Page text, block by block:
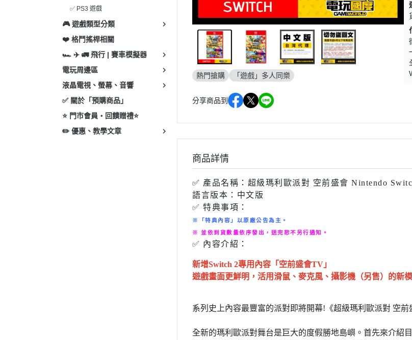
✅ PS3 遊戲
🎮 遊戲類型分類
❤️ 格鬥搖桿相關
🏎 ✈️ 🚛 飛行 | 賽車模擬器
電玩周邊區
液晶電視、螢幕、音響
✅ 關於「預購商品」
⭐ 門市會員・回饋贈禮⭐
✏️ 優惠、教學文章
熱門搶購 「遊戲」多人同樂
分享商品到
商品詳情
✅ 產品名稱： 超級瑪利歐派對 空前盛會 Nintendo
語言版本：中文版
✅ 特典事項：
※「特典內容」以原廠公告為主。
※ 並依到貨數量依序發出，送完恕不另行通知。
✅ 內容介紹：
新增Switch 2專用內容「空前盛會TV」
遊戲畫面更鮮明，活用滑鼠、麥克風、攝影機（另售）的新
系列史上內容最豐富的派對即將開幕!《超級瑪利歐派對 空前
全新的瑪利歐派對舞台是巨大的度假勝地島嶼。首先來介紹